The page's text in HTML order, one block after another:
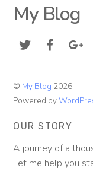
My Blog
© My Blog 2026
Powered by
OUR STORY
A journey of a
Let me help you